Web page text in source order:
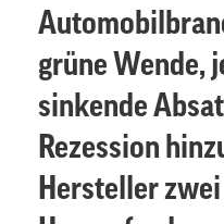
grüne Wende,
sinkende
Rezession
Hersteller zwei